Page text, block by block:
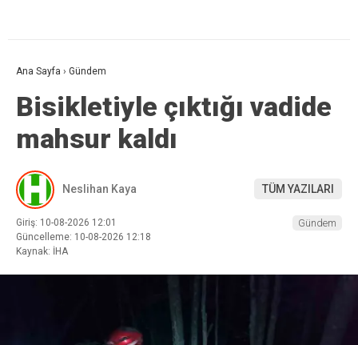
Ana Sayfa › Gündem
Bisikletiyle çıktığı vadide
mahsur kaldı
Neslihan Kaya TÜM YAZILARI
Giriş: 10-08-2026 12:01
Güncelleme: 10-08-2026 12:18
Kaynak: İHA
Gündem